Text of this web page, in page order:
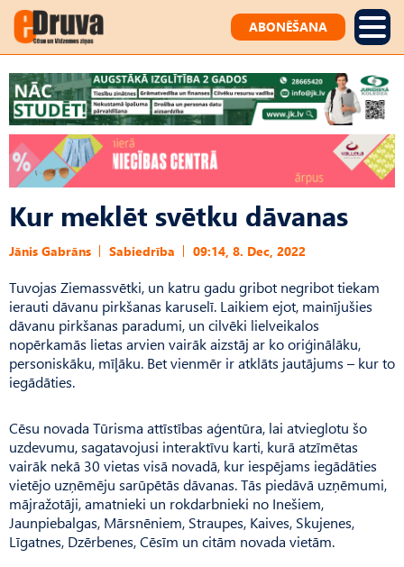
ABONĒŠANA
Kur meklēt svētku dāvanas
Jānis Gabrāns Sabiedrība 09:14, 8. Dec, 2022
Tuvojas Ziemassvētki, un katru gadu gribot negribot tiekam
ierauti dāvanu pirkšanas karuselī. Laikiem ejot, mainījušies
dāvanu pirkšanas paradumi, un cilvēki lielveikalos
nopērkamās lietas arvien vairāk aizstāj ar ko oriģinālāku,
personiskāku, mīļāku. Bet vienmēr ir atklāts jautājums – kur to
iegādāties.
Cēsu novada Tūrisma attīstības aģentūra, lai atvieglotu šo
uzdevumu, sagatavojusi interaktīvu karti, kurā atzīmētas
vairāk nekā 30 vietas visā novadā, kur iespējams iegādāties
vietējo uzņēmēju sarūpētās dāvanas. Tās piedāvā uzņēmumi,
mājražotāji, amatnieki un rokdarbnieki no Inešiem,
Jaunpiebalgas, Mārsnēniem, Straupes, Kaives, Skujenes,
Līgatnes, Dzērbenes, Cēsīm un citām novada vietām.